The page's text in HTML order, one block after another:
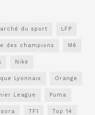
du sport LFP
des champions M6
Nike
Lyonnais Orange
League Puma
TF1 Top 14